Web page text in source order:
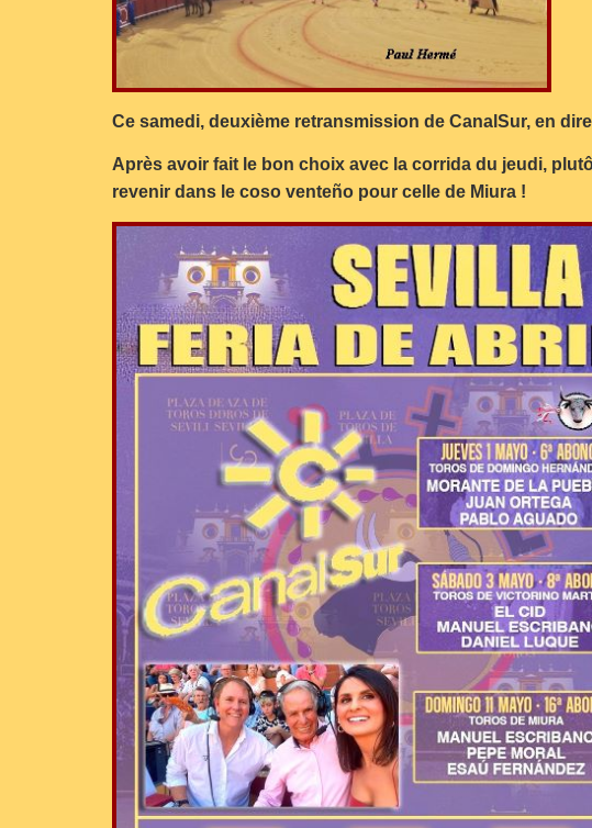
Ce samedi, deuxième retransmission de CanalSur, en
Après avoir fait le bon choix avec la corrida du jeudi,
revenir dans le coso venteño pour celle de Miura !